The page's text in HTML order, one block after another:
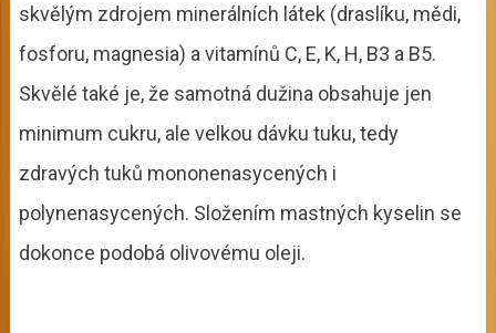
skvělým zdrojem minerálních látek (draslíku, mědi,
fosforu, magnesia) a vitamínů C, E, K, H, B3 a B5.
Skvělé také je, že samotná dužina obsahuje jen
minimum cukru, ale velkou dávku tuku, tedy
zdravých tuků mononenasycených i
polynenasycených. Složením mastných kyselin se
dokonce podobá olivovému oleji.